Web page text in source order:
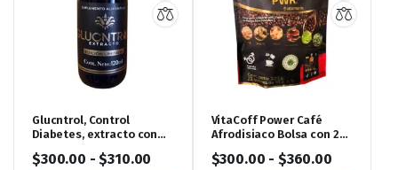
Glucntrol, Control
Diabetes, extracto con
$300.00 - $310.00
VitaCoff Power Café
Afrodisiaco Bolsa con 22
$300.00 - $360.00